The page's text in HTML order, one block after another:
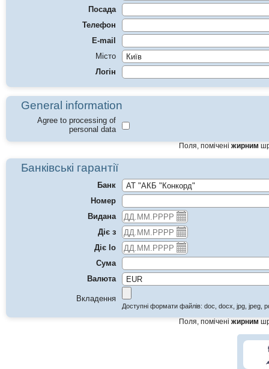
Посада
Телефон
E-mail
Місто
Логін
General information
Agree to processing of
personal data
Поля, помічені жирним
Банківські гарантії
Банк
Номер
Видана
Діє з
Діє lо
Сума
Валюта
Вкладення
Поля, помічені жирним